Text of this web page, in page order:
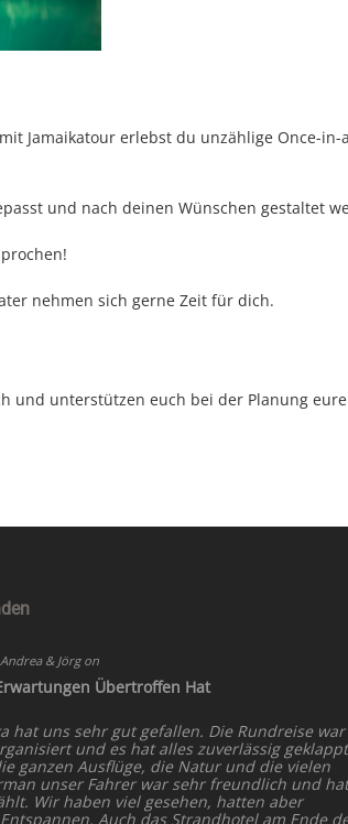
Jamaikatour erlebst du unzählige Once-
und nach deinen Wünschen gestaltet
nehmen sich gerne Zeit für dich.
und unterstützen euch bei der Planung
Andrea & Jörgon
Übertroffen Hat
hat uns sehr gut gefallen. Die Rundreise war
und es hat alles zuverlässig
ganzen Ausflüge, die Natur und die vielen
unser Fahrer war sehr freundlich und hat
Wir haben viel gesehen, hatten aber
Auch das Strandhotel am Ende